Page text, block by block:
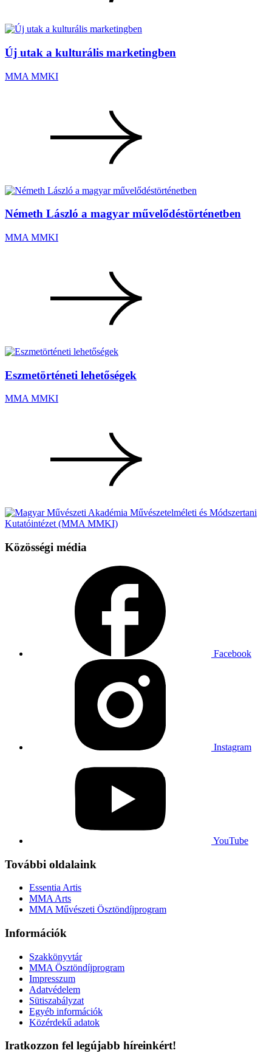
Új utak a kulturális marketingben
MMA MMKI
Németh László a magyar művelődéstörténetben
MMA MMKI
Eszmetörténeti lehetőségek
MMA MMKI
Közösségi média
Facebook
Instagram
YouTube
További oldalaink
Essentia Artis
MMA Arts
MMA Művészeti Ösztöndíjprogram
Információk
Szakkönyvtár
MMA Ösztöndíjprogram
Impresszum
Adatvédelem
Sütiszabályzat
Egyéb információk
Közérdekű adatok
Iratkozzon fel legújabb híreinkért!